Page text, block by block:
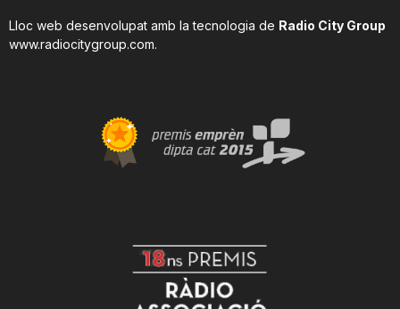
Lloc web desenvolupat amb la tecnologia de Radio City Group
www.radiocitygroup.com.